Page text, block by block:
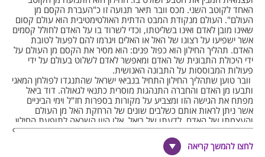
האחד לקוטב השני. מכס וובר תיאר תנועה זו כ"העברת הקסם מן
העולם". העולם מנקודת המבט הדתית האולטימטיבית הוא עולם קסום
שאינו מובן לאדם ואינו בשליטתו, וכדי לשרוד בו על האדם לחולל קסמים
אשר ישפיעו על רצונו של האל או האלים ויגרמו להם לפעול לטובת
האדם. תהליך החילון הוא כפול פנים: הוא מסיר את הקסם מן העולם על
ידי היכולת התבונית של האדם ומאפשר לאדם לשלוט בעולם על ידי
פעולות המבוססות על התבונה האנושית.
וובר טוען שתהליך החילון התחיל בנביאי ישראל שהתנגדו לפולחן המאגי
ותבעו מן האדם והחברה התנהגות מוסרית כתנאי לגאולה. דוד ביאל
מפתח את הגישה הזו ומצביע על מקורות בספרות חז"ל וימי הביניים
אשר ניתן לראות אותם כשלבים שונים של הרחקת האל מן העולם
והעצמתו של האדם. לדעתו של ביאל, אלו היוו השראה לתופעת החילון
שהתפתחה בעת החדשה. אחת הדוגמות אותה מציין ביאל, דוגמא שאף
נתנה לספר את שמו, היא האגדה המובאת בתלמוד הבבלי אודות
מחלוקת החכמים בנושא 'תנורו של עכנאי' שבשיאה "עמד רבי יהושע
לחצו להמשך קריאה